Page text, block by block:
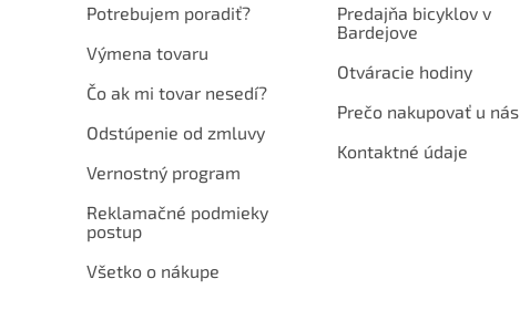
Potrebujem poradiť?
Výmena tovaru
Čo ak mi tovar nesedí?
Odstúpenie od zmluvy
Vernostný program
Reklamačné podmieky
postup
Všetko o nákupe
Predajňa bicyklov v
Bardejove
Otváracie hodiny
Prečo nakupovať u nás
Kontaktné údaje